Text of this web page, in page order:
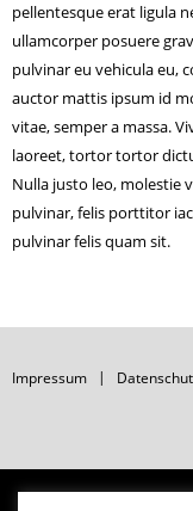
pellentesque erat ligula
ullamcorper posuere
pulvinar eu vehicula eu,
auctor mattis ipsum id
vitae, semper a massa.
laoreet, tortor tortor
Nulla justo leo, molestie
pulvinar, felis porttitor
pulvinar felis quam sit.
Impressum